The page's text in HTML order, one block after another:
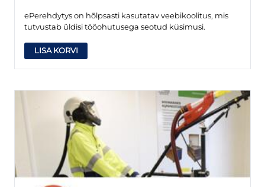
ePerehdytys on hõlpsasti kasutatav veebikoolitus, mis
tutvustab üldisi tööohutusega seotud küsimusi.
LISA KORVI